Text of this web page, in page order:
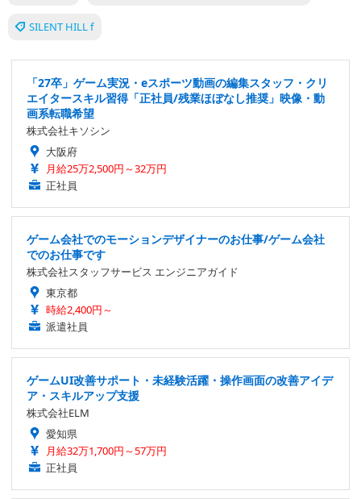
SILENT HILL f
「27卒」ゲーム実況・eスポーツ動画の編集スタッフ・クリ
エイタースキル習得「正社員/残業ほぼなし推奨」映像・動
画系転職希望
株式会社キソシン
大阪府
月給25万2,500円～32万円
正社員
ゲーム会社でのモーションデザイナーのお仕事/ゲーム会社
でのお仕事です
株式会社スタッフサービス エンジニアガイド
東京都
時給2,400円～
派遣社員
ゲームUI改善サポート・未経験活躍・操作画面の改善アイデ
ア・スキルアップ支援
株式会社ELM
愛知県
月給32万1,700円～57万円
正社員